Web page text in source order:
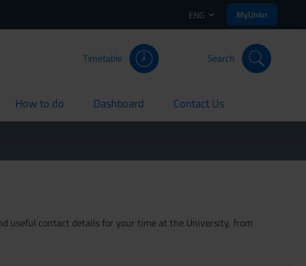
ENG MyUnivr
Timetable Search
How to do
current Dashboard
current Contact Us
current
useful contact details for your time at the University, from